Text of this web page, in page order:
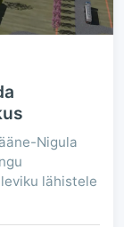
Nigula
lähistele